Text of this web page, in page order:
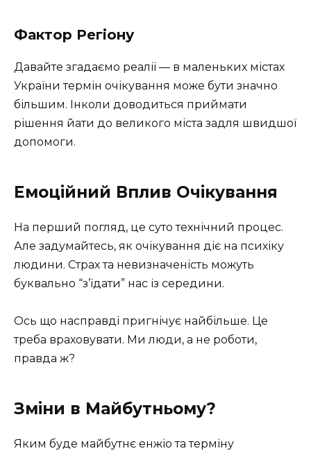
Фактор Регіону
Давайте згадаємо реалії — в маленьких містах
України термін очікування може бути значно
більшим. Інколи доводиться приймати
рішення йати до великого міста задля швидшої
допомоги.
Емоційний Вплив Очікування
На перший погляд, це суто технічний процес.
Але задумайтесь, як очікування діє на психіку
людини. Страх та невизначеність можуть
буквально “з’їдати” нас із середини.
Ось що насправді пригнічує найбільше. Це
треба враховувати. Ми люди, а не роботи,
правда ж?
Зміни в Майбутньому?
Яким буде майбутнє енжіо та терміну